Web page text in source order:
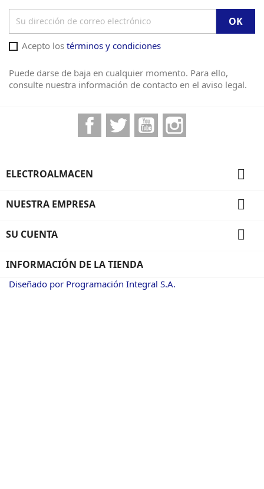
Acepto los términos y condiciones
Puede darse de baja en cualquier momento. Para ello,
consulte nuestra información de contacto en el aviso legal.
FacebookTwitter YouTube
ELECTROALMACEN 
NUESTRA EMPRESA 
SU CUENTA 
INFORMACIÓN DE LA TIENDA
Diseñado por Programación Integral S.A.